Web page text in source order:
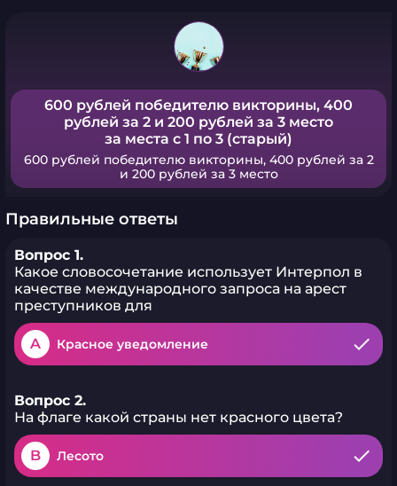
600 рублей победителю викторины, 400
рублей за 2 и 200 рублей за 3 место
за места с 1 по 3 (старый)
600 рублей победителю викторины, 400 рублей за 2
и 200 рублей за 3 место
Правильные ответы
Вопрос 1.
Какое словосочетание использует Интерпол в
качестве международного запроса на арест
преступников для
A Красное уведомление
Вопрос 2.
На флаге какой страны нет красного цвета?
B Лесото